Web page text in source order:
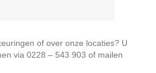
of over onze locaties? U
via 0228 – 543 903 of mailen